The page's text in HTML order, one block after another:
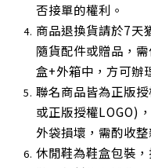
否接單的權利。
商品退換貨請於7天
隨貨配件或贈品，
盒+外箱中，方可辦
聯名商品皆為正版
或正版授權LOGO)
外袋損壞，需酌收
休閒鞋為鞋盒包裝